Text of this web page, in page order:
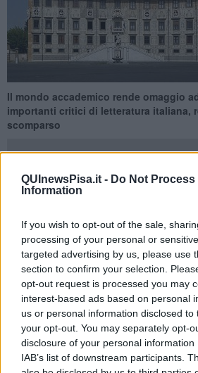
QUInewsPisa.it - Do Not Process
Information
If you wish to opt-out of the sale,
processing of your personal or
targeted advertising by us, please use
section to confirm your selection.
opt-out request is processed you may
interest-based ads based on personal
us or personal information disclosed
your opt-out. You may separately opt-
disclosure of your personal
IAB’s list of downstream participants.
Il mondo accademico rende omaggio
importanti critici di letteratura italiana,
scomparso
Blasucci,allievo e poi professore della
superiore scomparso il 29 ottobre 2021 a
Blasucci, tra i più importanti critici di
testi fondamentali su Dante, Ariosto,
e maestro di molte generazioni di studiosi,
ex allievi, dai colleghi universitari, in una
svolgerà venerdì 28 Gennaio, a partire
del Palazzo della Carovana. I lavori
della NormaleLuigi Ambrosioe
dell’università di Pisa(Lucia Battaglia